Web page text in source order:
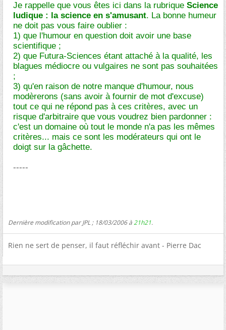
Je rappelle que vous êtes ici dans la rubrique Science
ludique : la science en s'amusant. La bonne humeur
ne doit pas vous faire oublier :
1) que l'humour en question doit avoir une base
scientifique ;
2) que Futura-Sciences étant attaché à la qualité, les
blagues médiocre ou vulgaires ne sont pas souhaitées
;
3) qu'en raison de notre manque d'humour, nous
modèrerons (sans avoir à fournir de mot d'excuse)
tout ce qui ne répond pas à ces critères, avec un
risque d'arbitraire que vous voudrez bien pardonner :
c'est un domaine où tout le monde n'a pas les mêmes
critères... mais ce sont les modérateurs qui ont le
doigt sur la gâchette.
-----
Dernière modification par JPL ; 18/03/2006 à21h21.
Rien ne sert de penser, il faut réfléchir avant - Pierre Dac